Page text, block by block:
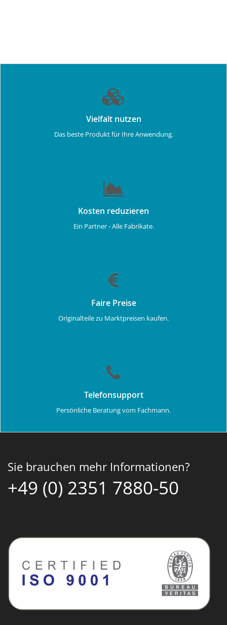
Vielfalt nutzen
Das beste Produkt für Ihre Anwendung.
Kosten reduzieren
Ein Partner - Alle Fabrikate.
Faire Preise
Originalteile zu Marktpreisen kaufen.
Telefonsupport
Persönliche Beratung vom Fachmann.
Sie brauchen mehr Informationen?
+49 (0) 2351 7880-50